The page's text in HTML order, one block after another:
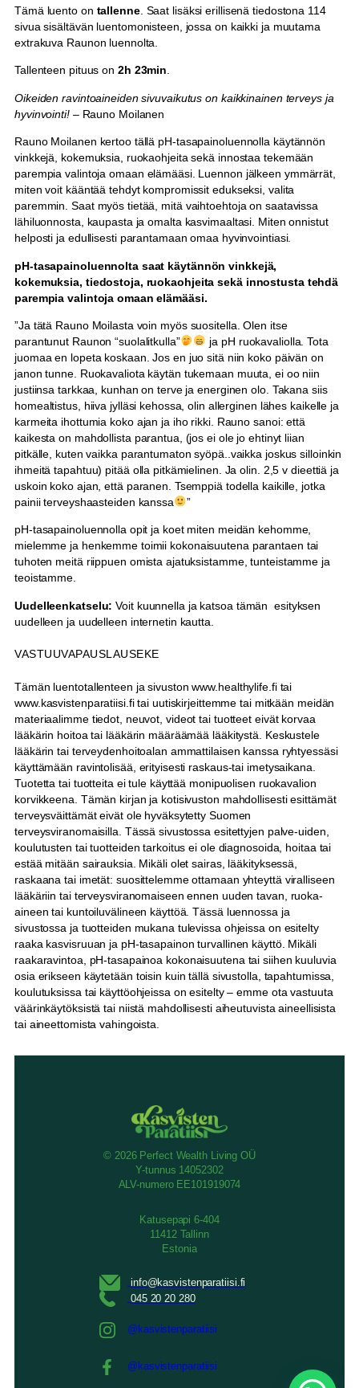
n
t
o
-
a
p
-
t
a
s
a
p
a
n
o
l
u
e
n
t
o
(
t
a
l
l
e
n
e
)
m
ä
r
ä
Tämä luento on tallenne. Saat lisäksi erillisenä tiedostona 114
sivua sisältävän luentomonisteen, jossa on kaikki ja muutama
extrakuva Raunon luennolta.
Tallenteen pituus on 2h 23min.
Oikeiden ravintoaineiden sivuvaikutus on kaikkinainen terveys ja
hyvinvointi!– Rauno Moilanen
Rauno Moilanen kertoo tällä pH-tasapainoluennolla käytännön
vinkkejä, kokemuksia, ruokaohjeita sekä innostaa tekemään
parempia valintoja omaan elämääsi. Luennon jälkeen ymmärrät,
miten voit kääntää tehdyt kompromissit edukseksi, valita
paremmin. Saat myös tietää, mitä vaihtoehtoja on saatavissa
lähiluonnosta, kaupasta ja omalta kasvimaaltasi. Miten onnistut
helposti ja edullisesti parantamaan omaa hyvinvointiasi.
pH-tasapainoluennolta saat käytännön vinkkejä,
kokemuksia, tiedostoja, ruokaohjeita sekä innostusta tehdä
parempia valintoja omaan elämääsi.
”Ja tätä Rauno Moilasta voin myös suositella. Olen itse
parantunut Raunon “suolalitkulla”
ja pH ruokavaliolla. Tota
juomaa en lopeta koskaan. Jos en juo sitä niin koko päivän on
janon tunne. Ruokavaliota käytän tukemaan muuta, ei oo niin
justiinsa tarkkaa, kunhan on terve ja energinen olo. Takana siis
homealtistus, hiiva jylläsi kehossa, olin allerginen lähes kaikelle ja
karmeita ihottumia koko ajan ja iho rikki. Rauno sanoi: että
kaikesta on mahdollista parantua, (jos ei ole jo ehtinyt liian
pitkälle, kuten vaikka parantumaton syöpä..vaikka joskus silloinkin
ihmeitä tapahtuu) pitää olla pitkämielinen. Ja olin. 2,5 v dieettiä ja
uskoin koko ajan, että paranen. Tsemppiä todella kaikille, jotka
painii terveyshaasteiden kanssa
”
pH-tasapainoluennolla opit ja koet miten meidän kehomme,
mielemme ja henkemme toimii kokonaisuutena parantaen tai
tuhoten meitä riippuen omista ajatuksistamme, tunteistamme ja
teoistamme.
Uudelleenkatselu:Voit kuunnella ja katsoa tämän esityksen
uudelleen ja uudelleen internetin kautta.
VASTUUVAPAUSLAUSEKE
Tämän luentotallenteen ja sivuston www.healthylife.fi tai
www.kasvistenparatiisi.fi tai uutiskirjeittemme tai mitkään meidän
materiaalimme tiedot, neuvot, videot tai tuotteet eivät korvaa
lääkärin hoitoa tai lääkärin määräämää lääkitystä. Keskustele
lääkärin tai terveydenhoitoalan ammattilaisen kanssa ryhtyessäsi
käyttämään ravintolisää, erityisesti raskaus-tai imetysaikana.
Tuotetta tai tuotteita ei tule käyttää monipuolisen ruokavalion
korvikkeena. Tämän kirjan ja kotisivuston mahdollisesti esittämät
terveysväittämät eivät ole hyväksytetty Suomen
terveysviranomaisilla. Tässä sivustossa esitettyjen palve-uiden,
koulutusten tai tuotteiden tarkoitus ei ole diagnosoida, hoitaa tai
estää mitään sairauksia. Mikäli olet sairas, lääkityksessä,
raskaana tai imetät: suosittelemme ottamaan yhteyttä viralliseen
lääkäriin tai terveysviranomaiseen ennen uuden tavan, ruoka-
aineen tai kuntoiluvälineen käyttöä. Tässä luennossa ja
sivustossa ja tuotteiden mukana tulevissa ohjeissa on esitelty
raaka kasvisruuan ja pH-tasapainon turvallinen käyttö. Mikäli
raakaravintoa, pH-tasapainoa kokonaisuutena tai siihen kuuluvia
osia erikseen käytetään toisin kuin tällä sivustolla, tapahtumissa,
koulutuksissa tai käyttöohjeissa on esitelty – emme ota vastuuta
väärinkäytöksistä tai niistä mahdollisesti aiheutuvista aineellisista
tai aineettomista vahingoista.
© 2026 Perfect Wealth Living OÜ
Y-tunnus 14052302
ALV-numero EE101919074
Katusepapi 6-404
11412 Tallinn
Estonia
@kasvistenparatiisi
@kasvistenparatiisi